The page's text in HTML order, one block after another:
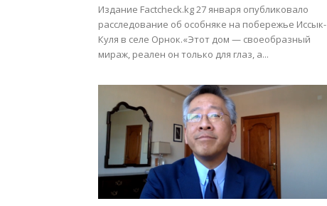
Издание Factcheck.kg 27 января опубликовало
расследование об особняке на побережье Иссык-
Куля в селе Орнок.«Этот дом — своеобразный
мираж, реален он только для глаз, а...